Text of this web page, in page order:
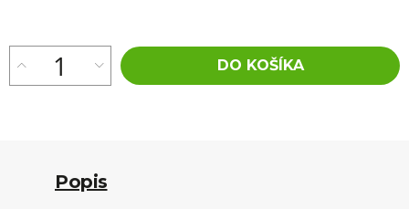
DO KOŠÍKA
Popis